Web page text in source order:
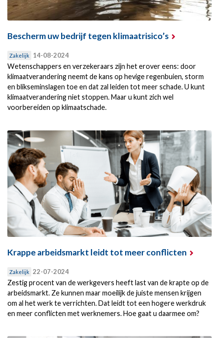
Bescherm uw bedrijf tegen klimaatrisico’s
Zakelijk 14-08-2024
Wetenschappers en verzekeraars zijn het erover eens: door
klimaatverandering neemt de kans op hevige regenbuien, storm
en blikseminslagen toe en dat zal leiden tot meer schade. U kunt
klimaatverandering niet stoppen. Maar u kunt zich wel
voorbereiden op klimaatschade.
Krappe arbeidsmarkt leidt tot meer conflicten
Zakelijk 22-07-2024
Zestig procent van de werkgevers heeft last van de krapte op de
arbeidsmarkt. Ze kunnen maar moeilijk de juiste mensen krijgen
om al het werk te verrichten. Dat leidt tot een hogere werkdruk
en meer conflicten met werknemers. Hoe gaat u daarmee om?